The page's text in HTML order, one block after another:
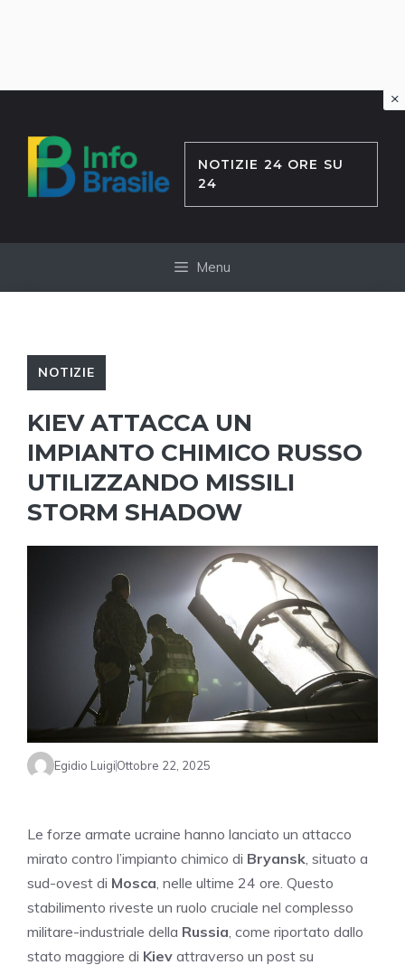
contenuto
NOTIZIE 24 ORE SU
24
Menu
NOTIZIE
KIEV ATTACCA UN
IMPIANTO CHIMICO RUSSO
UTILIZZANDO MISSILI
STORM SHADOW
Egidio LuigiOttobre 22, 2025
Le forze armate ucraine hanno lanciato un attacco
mirato contro l’impianto chimico di Bryansk, situato a
sud-ovest di Mosca, nelle ultime 24 ore. Questo
stabilimento riveste un ruolo cruciale nel complesso
militare-industriale della Russia, come riportato dallo
stato maggiore di Kiev attraverso un post su
×